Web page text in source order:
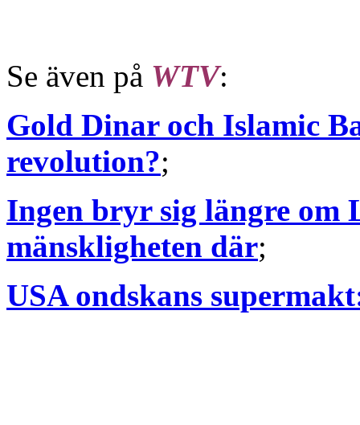
Se även på WTV:
Gold Dinar och Islamic
revolution?;
Ingen bryr sig längre om
mänskligheten där;
USA ondskans